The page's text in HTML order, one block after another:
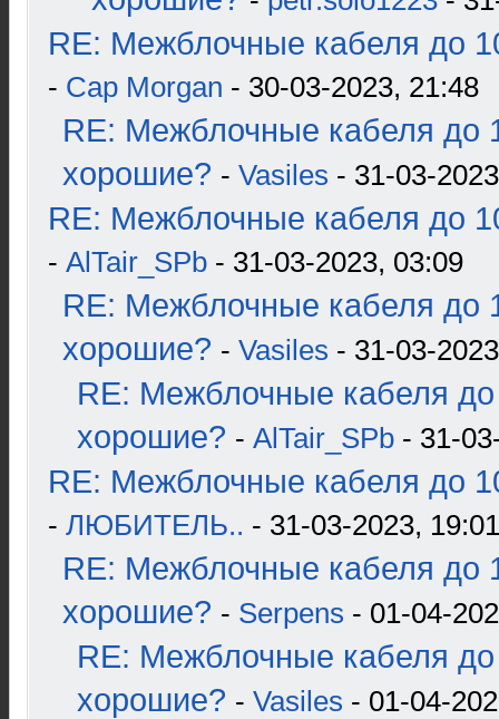
RE: Межблочные кабеля до
- Cap Morgan - 30-03-2023, 21:48
RE: Межблочные кабеля до
хорошие? - Vasiles - 31-03-
RE: Межблочные кабеля до
- AlTair_SPb - 31-03-2023, 03:09
RE: Межблочные кабеля до
хорошие? - Vasiles - 31-03-
RE: Межблочные кабеля до
хорошие? - AlTair_SPb - 31-
RE: Межблочные кабеля до
- ЛЮБИТЕЛЬ.. - 31-03-2023, 19:01
RE: Межблочные кабеля до
хорошие? - Serpens - 01-04-
RE: Межблочные кабеля до
хорошие? - Vasiles - 01-04-